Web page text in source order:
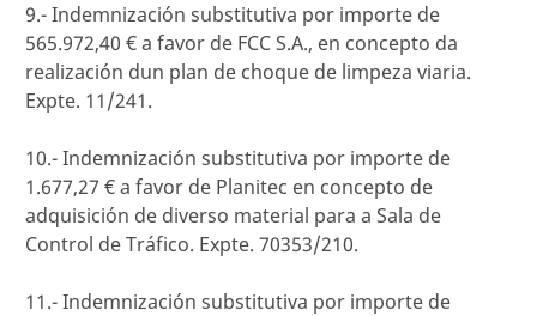
9.- Indemnización substitutiva por importe de
565.972,40 € a favor de FCC S.A., en concepto da
realización dun plan de choque de limpeza viaria.
Expte. 11/241.
10.- Indemnización substitutiva por importe de
1.677,27 € a favor de Planitec en concepto de
adquisición de diverso material para a Sala de
Control de Tráfico. Expte. 70353/210.
11.- Indemnización substitutiva por importe de